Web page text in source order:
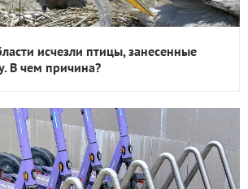
исчезли птицы, занесенные
В чем причина?